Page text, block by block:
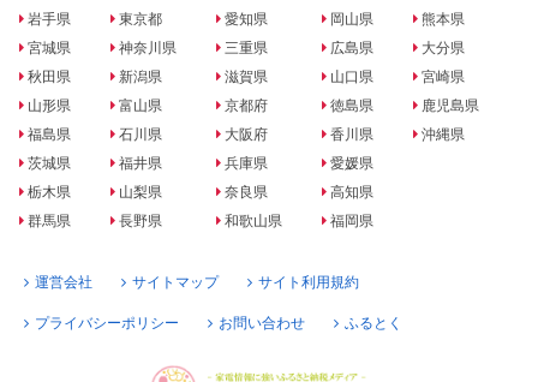
岩手県
宮城県
秋田県
山形県
福島県
茨城県
栃木県
群馬県
東京都
神奈川県
新潟県
富山県
石川県
福井県
山梨県
長野県
愛知県
三重県
滋賀県
京都府
大阪府
兵庫県
奈良県
和歌山県
岡山県
広島県
山口県
徳島県
香川県
愛媛県
高知県
福岡県
熊本県
大分県
宮崎県
鹿児島県
沖縄県
運営会社 サイトマップ サイト利用規約
プライバシーポリシー お問い合わせ ふるとく